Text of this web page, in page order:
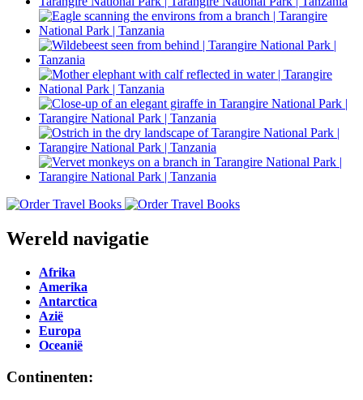
Wereld navigatie
Afrika
Amerika
Antarctica
Azië
Europa
Oceanië
Continenten: